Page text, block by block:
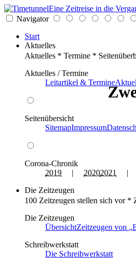
Eine Zeitreise in die
Navigator
Start
Aktuelles
Aktuelles * Termine *
Aktuelles / Termine
Leitartikel & Termine
Seitenübersicht
SitemapImpressum
Corona-Chronik
2019 | 20202021 |
Die Zeitzeugen
100 Zeitzeugen stellen sich vor *
Die Zeitzeugen
ÜbersichtZeitzeugen von
Schreibwerkstatt
Die Schreibwerkstatt